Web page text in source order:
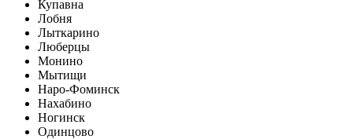
Купавна
Лобня
Лыткарино
Люберцы
Монино
Мытищи
Наро-Фоминск
Нахабино
Ногинск
Одинцово